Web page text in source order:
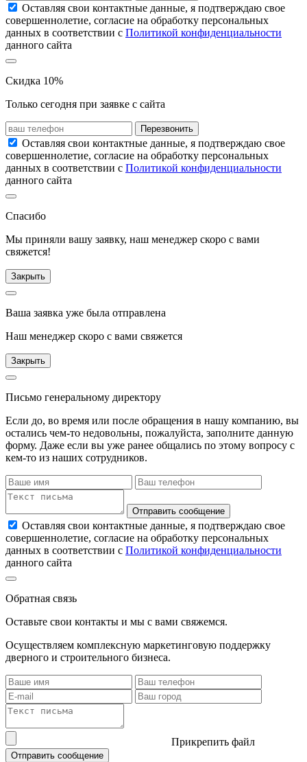
Оставляя свои контактные данные, я подтверждаю свое
совершеннолетие, согласие на обработку персональных
данных в соответствии с Политикой конфиденциальности
данного сайта
Скидка 10%
Только сегодня при заявке с сайта
Перезвонить
Оставляя свои контактные данные, я подтверждаю свое
совершеннолетие, согласие на обработку персональных
данных в соответствии с Политикой конфиденциальности
данного сайта
Спасибо
Мы приняли вашу заявку, наш менеджер скоро с вами
свяжется!
Закрыть
Ваша заявка уже была отправлена
Наш менеджер скоро с вами свяжется
Закрыть
Письмо генеральному директору
Если до, во время или после обращения в нашу компанию, вы
остались чем-то недовольны, пожалуйста, заполните данную
форму. Даже если вы уже ранее общались по этому вопросу с
кем-то из наших сотрудников.
Отправить сообщение
Оставляя свои контактные данные, я подтверждаю свое
совершеннолетие, согласие на обработку персональных
данных в соответствии с Политикой конфиденциальности
данного сайта
Обратная связь
Оставьте свои контакты и мы с вами свяжемся.
Осуществляем комплексную маркетинговую поддержку
дверного и строительного бизнеса.
Прикрепить файл
Отправить сообщение